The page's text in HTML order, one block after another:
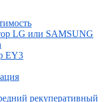
LG или SAMSUNG
EY3
рекуперативный